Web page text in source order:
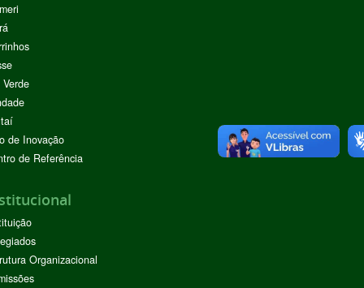
de Inovação
de Referência
Organizacional